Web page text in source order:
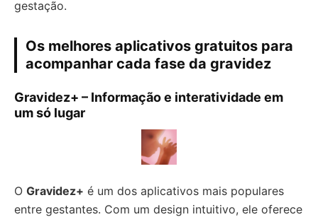
gestação.
Os melhores aplicativos gratuitos para
acompanhar cada fase da gravidez
Gravidez+ – Informação e interatividade em
um só lugar
O Gravidez+ é um dos aplicativos mais populares
entre gestantes. Com um design intuitivo, ele oferece